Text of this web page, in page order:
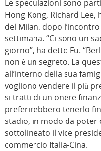
Le speculazioni sono
Hong Kong, Richard Lee,
del Milan, dopo
settimana. “Ci sono un
giorno”, ha detto Fu.
non è un segreto. La
all’interno della sua
vogliono vendere il più
si tratti di un onere
preferirebbero tenerlo
stadio, in modo da poter
sottolineato il vice
commercio Italia-Cina.